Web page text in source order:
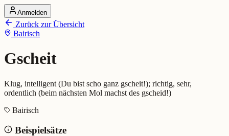
Startseite
Alle Dialekte
Dialekte vergleichen
Dialekt-Karte
Ranking
Gscheit (Bairisch)
Anmelden
Zurück zur Übersicht
Bairisch
Gscheit
Klug, intelligent (Du bist scho ganz gscheit!); richtig, sehr,
ordentlich (beim nächsten Mol machst des gscheid!)
Bairisch
Beispielsätze